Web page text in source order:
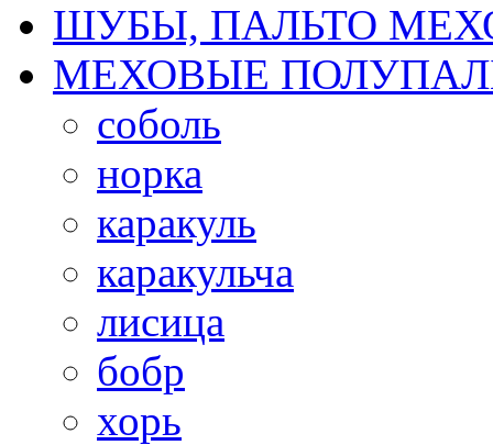
ШУБЫ, ПАЛЬТО
МЕХОВЫЕ
соболь
норка
каракуль
каракульча
лисица
бобр
хорь